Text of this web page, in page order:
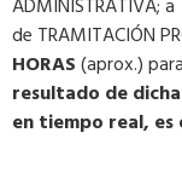
ADMINISTRATIVA;
de TRAMITACIÓN
HORAS(aprox.)
resultado de
en tiempo real, es